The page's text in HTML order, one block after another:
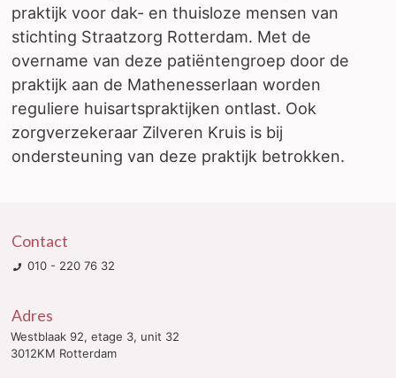
praktijk voor dak- en thuisloze mensen van
stichting Straatzorg Rotterdam. Met de
overname van deze patiëntengroep door de
praktijk aan de Mathenesserlaan worden
reguliere huisartspraktijken ontlast. Ook
zorgverzekeraar Zilveren Kruis is bij
ondersteuning van deze praktijk betrokken.
Contact
010 - 220 76 32
Adres
Westblaak 92, etage 3, unit 32
3012KM Rotterdam